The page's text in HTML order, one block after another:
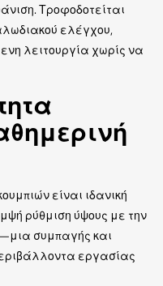
Τροφοδοτείται
ελέγχου,
λειτουργία χωρίς να
είναι ιδανική
ρύθμιση ύψους με την
συμπαγής και
εργασίας